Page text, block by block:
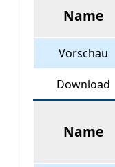
Name
Vorschau
Download
Name